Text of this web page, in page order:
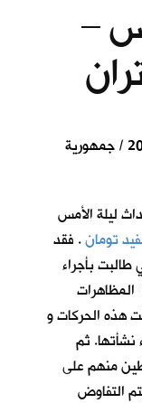
–
مدونة مشتركة / 25 ، كانون الثاني ، 2040 / جمهورية
ليلة الأمس
تومان. فقد
طالبت بأجراء
هذه الحركات و
نشأتها. ثم
منهم على
التفاوض